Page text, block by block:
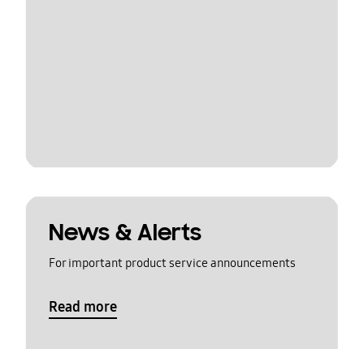
News & Alerts
For important product service announcements
Read more